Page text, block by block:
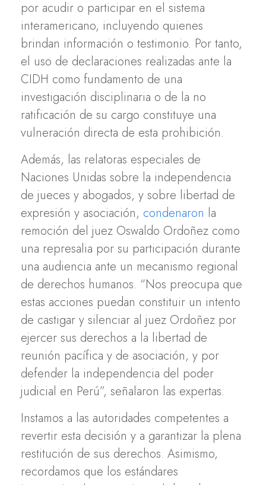
por acudir o participar en el sistema
interamericano, incluyendo quienes
brindan información o testimonio. Por tanto,
el uso de declaraciones realizadas ante la
CIDH como fundamento de una
investigación disciplinaria o de la no
ratificación de su cargo constituye una
vulneración directa de esta prohibición.
Además, las relatoras especiales de
Naciones Unidas sobre la independencia
de jueces y abogados, y sobre libertad de
expresión y asociación, condenaron la
remoción del juez Oswaldo Ordoñez como
una represalia por su participación durante
una audiencia ante un mecanismo regional
de derechos humanos. “Nos preocupa que
estas acciones puedan constituir un intento
de castigar y silenciar al juez Ordoñez por
ejercer sus derechos a la libertad de
reunión pacífica y de asociación, y por
defender la independencia del poder
judicial en Perú”, señalaron las expertas.
Instamos a las autoridades competentes a
revertir esta decisión y a garantizar la plena
restitución de sus derechos. Asimismo,
recordamos que los estándares